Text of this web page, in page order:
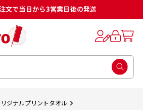
文で当日から3営業日後の発送
ジナルプリントタオル